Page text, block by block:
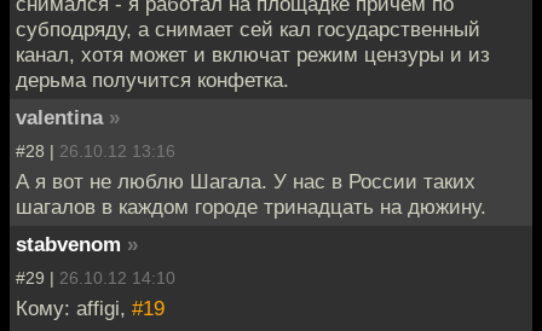
субподряду, а снимает сей кал государственный
канал, хотя может и включат режим цензуры и из
дерьма получится конфетка.
valentina »
#28 | 26.10.12 13:16
А я вот не люблю Шагала. У нас в России таких
шагалов в каждом городе тринадцать на дюжину.
stabvenom »
#29 | 26.10.12 14:10
Кому: affigi, #19